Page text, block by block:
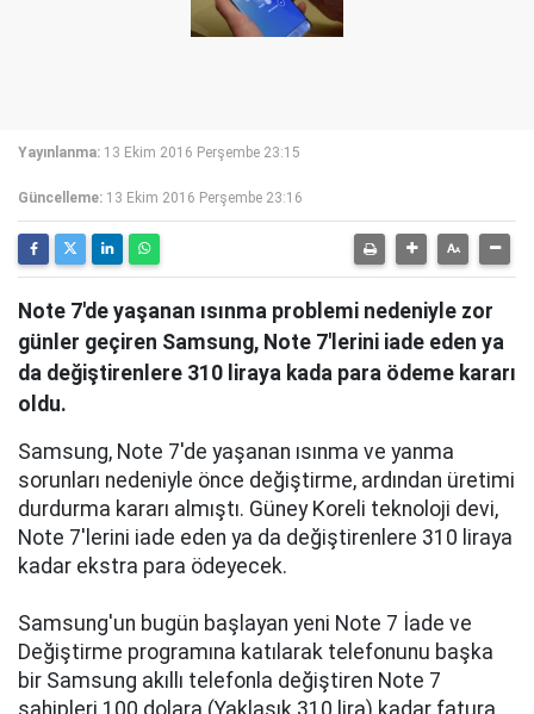
Yayınlanma: 13 Ekim 2016 Perşembe 23:15
Güncelleme: 13 Ekim 2016 Perşembe 23:16
Note 7'de yaşanan ısınma problemi nedeniyle zor
günler geçiren Samsung, Note 7'lerini iade eden ya
da değiştirenlere 310 liraya kada para ödeme kararı
oldu.
Samsung, Note 7'de yaşanan ısınma ve yanma
sorunları nedeniyle önce değiştirme, ardından üretimi
durdurma kararı almıştı. Güney Koreli teknoloji devi,
Note 7'lerini iade eden ya da değiştirenlere 310 liraya
kadar ekstra para ödeyecek.
Samsung'un bugün başlayan yeni Note 7 İade ve
Değiştirme programına katılarak telefonunu başka
bir Samsung akıllı telefonla değiştiren Note 7
sahipleri 100 dolara (Yaklaşık 310 lira) kadar fatura